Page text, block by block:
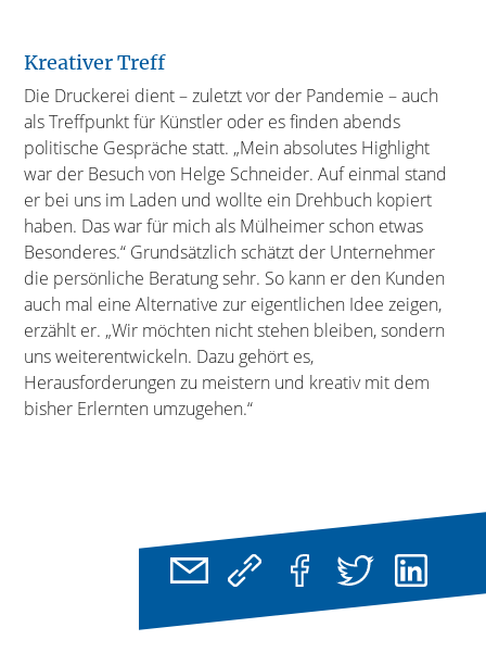
Kreativer Treff
Die Druckerei dient – zuletzt vor der Pandemie – auch
als Treffpunkt für Künstler oder es finden abends
politische Gespräche statt. „Mein absolutes Highlight
war der Besuch von Helge Schneider. Auf einmal stand
er bei uns im Laden und wollte ein Drehbuch kopiert
haben. Das war für mich als Mülheimer schon etwas
Besonderes.“ Grundsätzlich schätzt der Unternehmer
die persönliche Beratung sehr. So kann er den Kunden
auch mal eine Alternative zur eigentlichen Idee zeigen,
erzählt er. „Wir möchten nicht stehen bleiben, sondern
uns weiterentwickeln. Dazu gehört es,
Herausforderungen zu meistern und kreativ mit dem
bisher Erlernten umzugehen.“